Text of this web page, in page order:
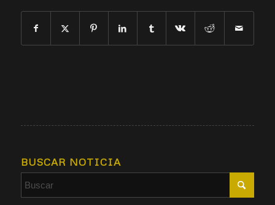
BUSCAR NOTICIA